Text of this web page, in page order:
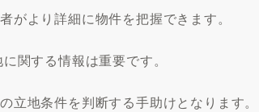
がより詳細に物件を把握できます。
関する情報は重要です。
地条件を判断する手助けとなります。